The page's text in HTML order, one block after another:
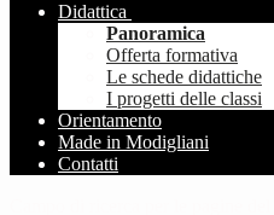
Didattica
Panoramica
Offerta formativa
Le schede didattiche
I progetti delle classi
Orientamento
Made in Modigliani
Contatti